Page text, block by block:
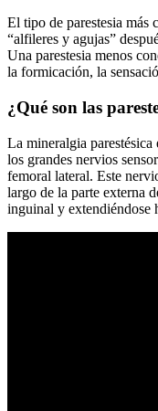
El tipo de parestesia más
“alfileres y agujas”
Una parestesia menos
la formicación, la
¿Qué son las
La mineralgia parestésica
los grandes nervios
femoral lateral. Este
largo de la parte externa
inguinal y extendiéndose